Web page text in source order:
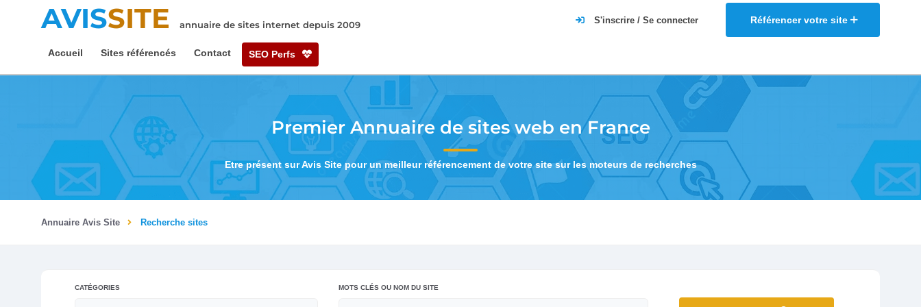
AVISSITE annuaire de sites internet depuis 2009 Référencer votre site
S'inscrire / Se connecter
Accueil Sites référencés Contact SEO Perfs
Premier Annuaire de sites web en France
Etre présent sur Avis Site pour un meilleur référencement de votre site sur les moteurs de recherches
Annuaire Avis Site Recherche sites
CATÉGORIES MOTS CLÉS OU NOM DU SITE